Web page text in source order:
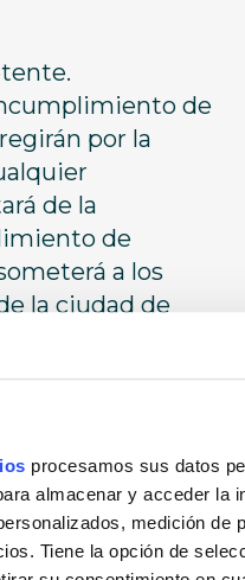
procesamos sus datos
almacenar y acceder la
medición de
Tiene la opción de
de
por la
de la
de
a los
la ciudad de